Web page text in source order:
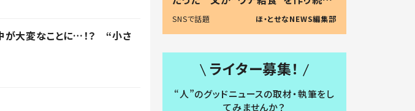
が大変なことに…！？ “小さ
る理由とは #令和の親 #令和の子
SNSで話題 ほ・とせなNEWS編集部
ライター募集！
“人”のグッドニュースの取材・執筆をし
てみませんか？